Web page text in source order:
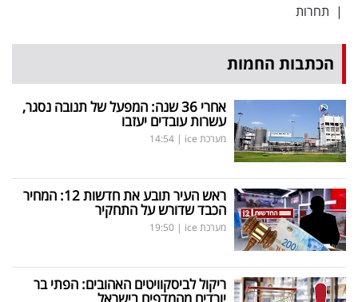
עקבו
אחרינו:
| תחרות
הכתבות החמות
אחרי 36 שנה: המפעל של תנובה נסגר,
עשרות עובדים יעזבו
מערכת ice |
14:54
ראש העיר תובע את חדשות 12: המחיר
הכבד שדורש על התחקיר
מערכת ice |
19:50
ריקול לביסקוויטים האהובים: הפתי בר